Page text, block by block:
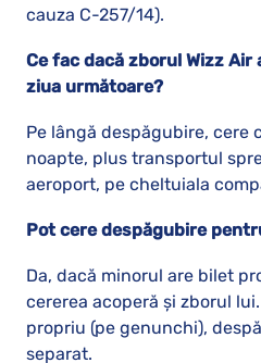
cauza C-257/14).
Ce fac dacă zborul Wizz
ziua următoare?
Pe lângă despăgubire, cere
noapte, plus transportul
aeroport, pe cheltuiala
Pot cere despăgubire
Da, dacă minorul are bilet
cererea acoperă și zborul
propriu (pe genunchi),
separat.